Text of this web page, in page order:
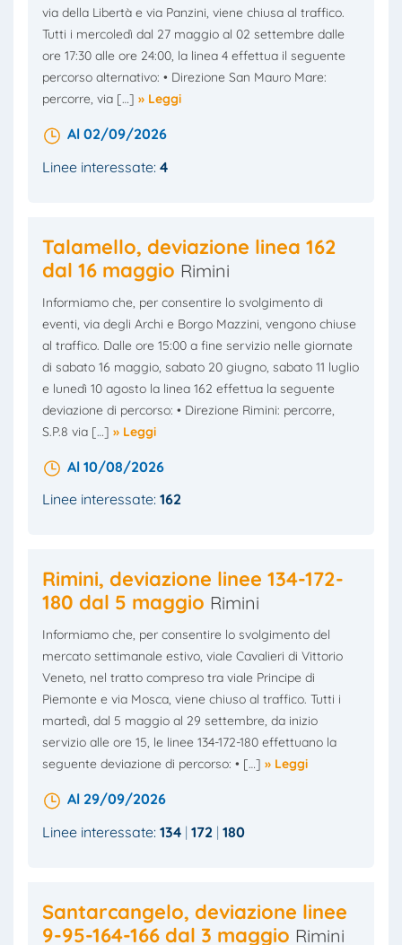
via della Libertà e via Panzini, viene chiusa al traffico.
Tutti i mercoledì dal 27 maggio al 02 settembre dalle
ore 17:30 alle ore 24:00, la linea 4 effettua il seguente
percorso alternativo: • Direzione San Mauro Mare:
percorre, via […] » Leggi
Al 02/09/2026
Linee interessate: 4
Talamello, deviazione linea 162
dal 16 maggio Rimini
Informiamo che, per consentire lo svolgimento di
eventi, via degli Archi e Borgo Mazzini, vengono chiuse
al traffico. Dalle ore 15:00 a fine servizio nelle giornate
di sabato 16 maggio, sabato 20 giugno, sabato 11 luglio
e lunedì 10 agosto la linea 162 effettua la seguente
deviazione di percorso: • Direzione Rimini: percorre,
S.P.8 via […] » Leggi
Al 10/08/2026
Linee interessate: 162
Rimini, deviazione linee 134-172-
180 dal 5 maggio Rimini
Informiamo che, per consentire lo svolgimento del
mercato settimanale estivo, viale Cavalieri di Vittorio
Veneto, nel tratto compreso tra viale Principe di
Piemonte e via Mosca, viene chiuso al traffico. Tutti i
martedì, dal 5 maggio al 29 settembre, da inizio
servizio alle ore 15, le linee 134-172-180 effettuano la
seguente deviazione di percorso: • […] » Leggi
Al 29/09/2026
Linee interessate: 134 172 180
Santarcangelo, deviazione linee
9-95-164-166 dal 3 maggio Rimini